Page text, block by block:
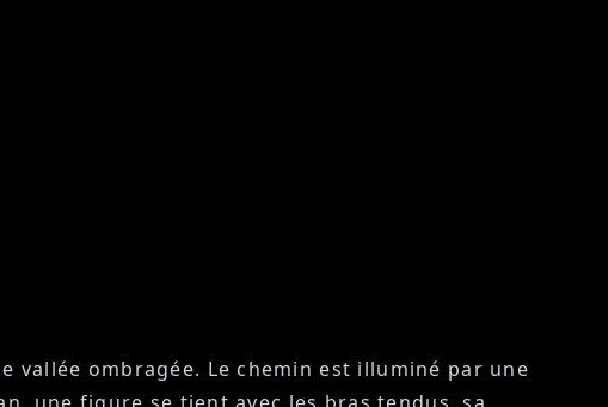
vallée ombragée. Le chemin est illuminé par une